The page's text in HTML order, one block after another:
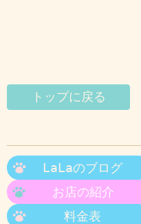
トップに戻る
LaLaのブログ
お店の紹介
料金表